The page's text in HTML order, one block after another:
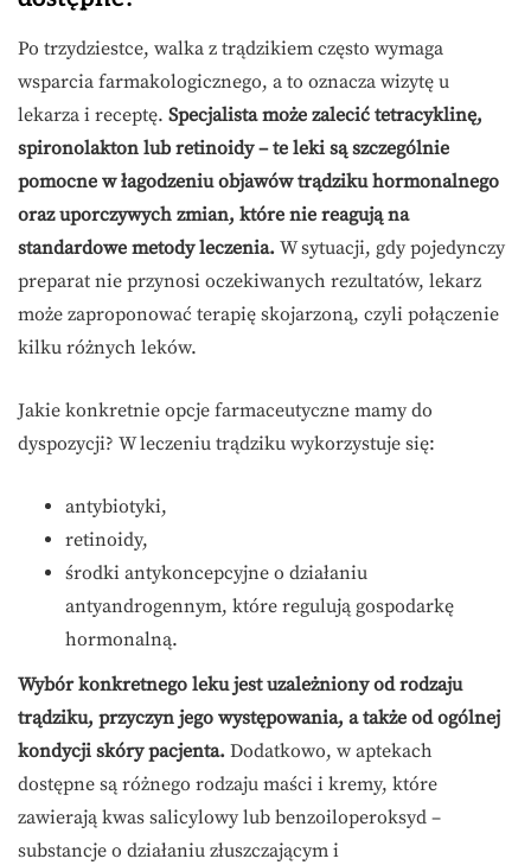
Po trzydziestce, walka z trądzikiem często wymaga
wsparcia farmakologicznego, a to oznacza wizytę u
lekarza i receptę. Specjalista może zalecić tetracyklinę,
spironolakton lub retinoidy – te leki są szczególnie
pomocne w łagodzeniu objawów trądziku hormonalnego
oraz uporczywych zmian, które nie reagują na
standardowe metody leczenia. W sytuacji, gdy pojedynczy
preparat nie przynosi oczekiwanych rezultatów, lekarz
może zaproponować terapię skojarzoną, czyli połączenie
kilku różnych leków.
Jakie konkretnie opcje farmaceutyczne mamy do
dyspozycji? W leczeniu trądziku wykorzystuje się:
antybiotyki,
retinoidy,
środki antykoncepcyjne o działaniu
antyandrogennym, które regulują gospodarkę
hormonalną.
Wybór konkretnego leku jest uzależniony od rodzaju
trądziku, przyczyn jego występowania, a także od ogólnej
kondycji skóry pacjenta. Dodatkowo, w aptekach
dostępne są różnego rodzaju maści i kremy, które
zawierają kwas salicylowy lub benzoiloperoksyd –
substancje o działaniu złuszczającym i